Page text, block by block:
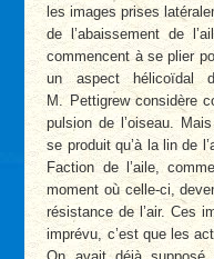
les images prises
de l’abaissement de
commencent à se plier
un aspect hélicoïdal
M. Pettigrew considère
pulsion de l’oiseau.
se produit qu’à la lin de
Faction de l’aile,
moment où celle-ci,
résistance de l’air. Ces
imprévu, c’est que les